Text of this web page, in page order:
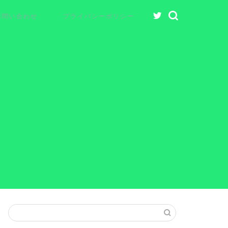
問い合わせ プライバシーポリシー